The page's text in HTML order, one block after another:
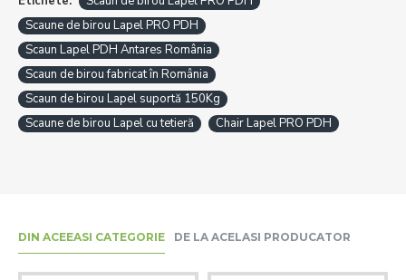
Scaune de birou Lapel PRO PDH
Scaun Lapel PDH Antares România
Scaun de birou fabricat în România
Scaun de birou Lapel suportă 150Kg
Scaune de birou Lapel cu tetieră
Chair Lapel PRO PDH
DIN ACEEASI CATEGORIE DE LA ACELASI PRODUCATOR